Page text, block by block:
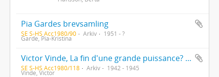
Pia Gardes brevsamling
SE S-HS Acc1980/90 Arkiv 1951 - ?
Garde, Pia-Kristina
Victor Vinde, La fin d'une grande puissance? Exemplar med dedikation från författaren till Lucien Maury. Ur Kjell Strömbergs bibliotek
SE S-HS Acc1980/118 Arkiv 1942 - 1945
Vinde, Victor